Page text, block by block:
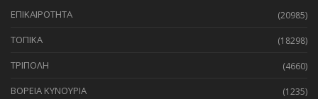
ΕΠΙΚΑΙΡΟΤΗΤΑ (20985)
ΤΟΠΙΚΑ (18298)
ΤΡΙΠΟΛΗ (4660)
ΒΟΡΕΙΑ ΚΥΝΟΥΡΙΑ (1235)